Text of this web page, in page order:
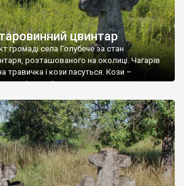
цвинтар
громаді села Голубече за стан
розташованого на околиці. Чагарів
травичка і кози пасуться. Кози –
шкідливої, для старих кладовищ,
бруньки обгризають, бо то улюблений
у Голубечому ціла колекція
хрестів. Село відносно невелике, […]